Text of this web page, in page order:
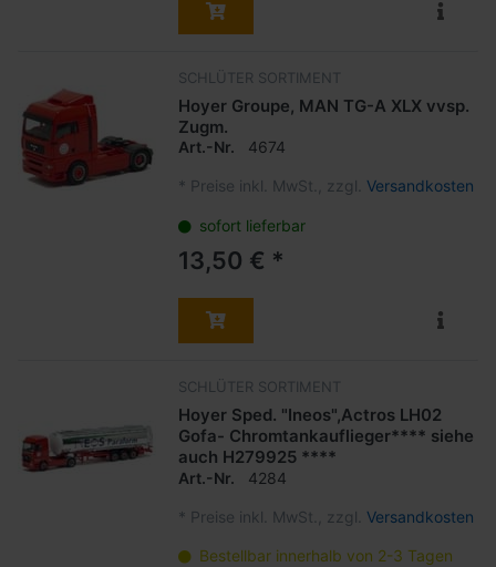
SCHLÜTER SORTIMENT
Hoyer Groupe, MAN TG-A XLX vvsp.
Zugm.
Art.-Nr. 4674
* Preise inkl. MwSt., zzgl. Versandkosten
sofort lieferbar
13,50 € *
SCHLÜTER SORTIMENT
Hoyer Sped. "Ineos",Actros LH02
Gofa- Chromtankauflieger**** siehe
auch H279925 ****
Art.-Nr. 4284
* Preise inkl. MwSt., zzgl. Versandkosten
Bestellbar innerhalb von 2-3 Tagen